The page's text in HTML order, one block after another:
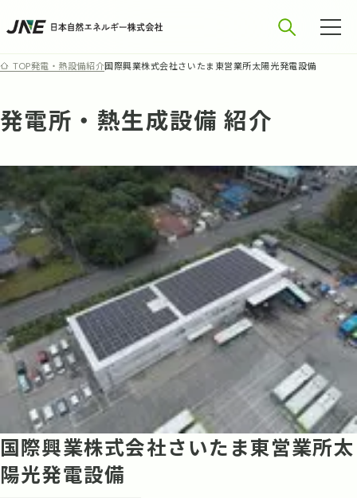
TOP発電・熱設備紹介国際興業株式会社さいたま東営業所太陽光発電設備
発電所・熱生成設備 紹介
国際興業株式会社さいたま東営業所太
陽光発電設備